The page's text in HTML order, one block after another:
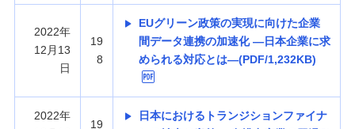
2022年
12月13
日
19
8
EUグリーン政策の実現に向けた企業
間データ連携の加速化 —日本企業に求
められる対応とは—(PDF/1,232KB)
2022年
19
日本におけるトランジションファイナ